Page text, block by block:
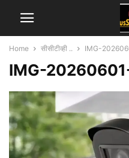
Home सीसीटीव्ही .. IMG-
IMG-